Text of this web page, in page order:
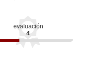
evaluación
4